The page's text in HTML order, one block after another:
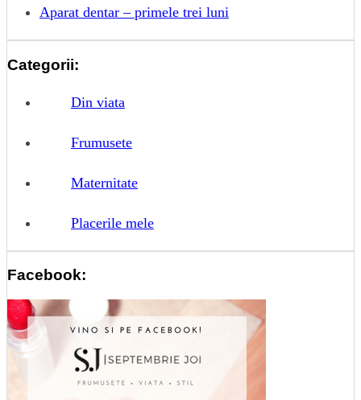
Aparat dentar – primele trei luni
Categorii:
Din viata
Frumusete
Maternitate
Placerile mele
Facebook: